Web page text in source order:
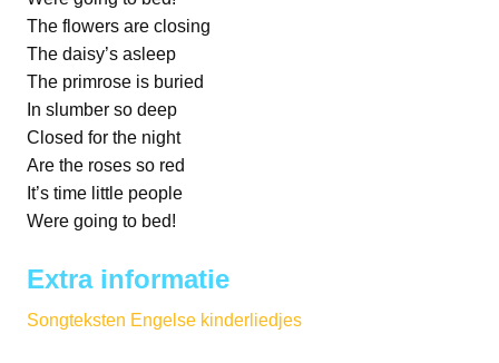
The flowers are closing
The daisy’s asleep
The primrose is buried
In slumber so deep
Closed for the night
Are the roses so red
It’s time little people
Were going to bed!
Extra informatie
Songteksten Engelse kinderliedjes